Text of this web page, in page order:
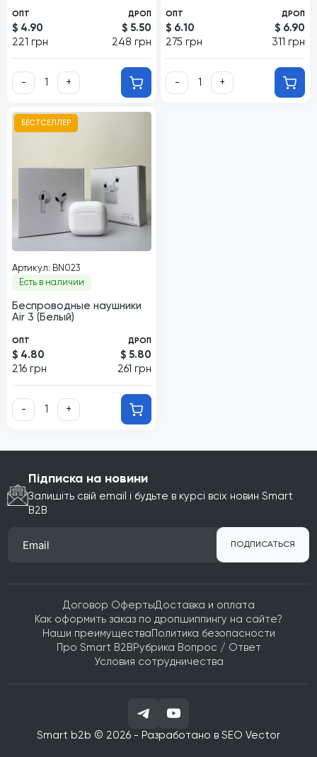
ОПТ
$ 4.90
221 грн
ДРОП
$ 5.50
248 грн
- +
ОПТ
$ 6.10
275 грн
ДРОП
$ 6.90
311 грн
- +
БЕСТСЕЛЛЕР
Артикул: BN023
Есть в наличии
Беспроводные наушники
Air 3 (Белый)
ОПТ
$ 4.80
216 грн
ДРОП
$ 5.80
261 грн
- +
Підписка на новини
Залишіть свій email і будьте в курсі всіх новин Smart
B2B
ПОДПИСАТЬСЯ
Договор ОфертыДоставка и оплата
Как оформить заказ по дропшиппингу на сайте?
Наши преимущества Политика безопасности
Про Smart B2B Рубрика Вопрос / Ответ
Условия сотрудничества
Smart b2b © 2026 - Разработано в SEO Vector